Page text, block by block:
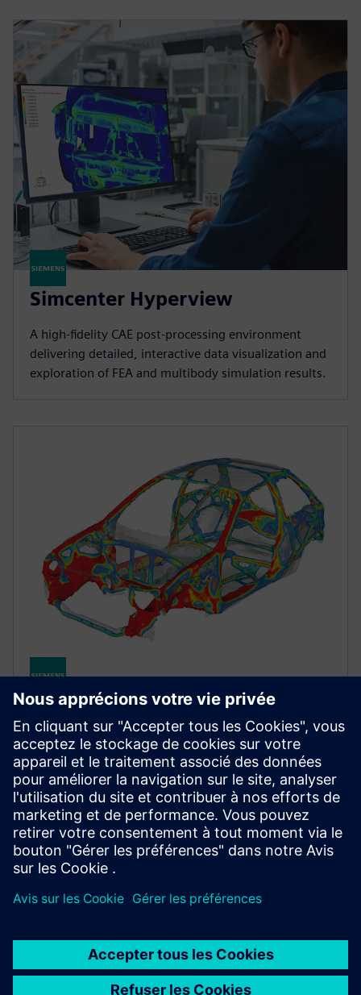
Simcenter Hyperview
A high‑fidelity CAE post‑processing environment
delivering detailed, interactive data visualization and
exploration of FEA and multibody simulation results.
STRUCTURAL SIMULATION
Simcenter Optistruct
Industry‑proven structural solver for linear and
nonlinear analysis under static and dynamic loads,
leading the market in design and optimization